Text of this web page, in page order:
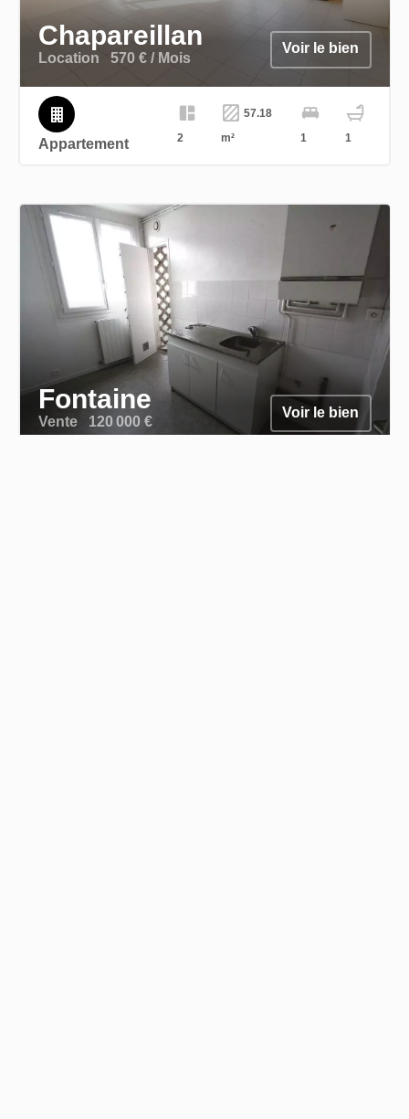
Chapareillan
Location 570 € / Mois
Voir le bien
Appartement 2
57.18
m²
1 1
Fontaine
Vente 120 000 €
Voir le bien